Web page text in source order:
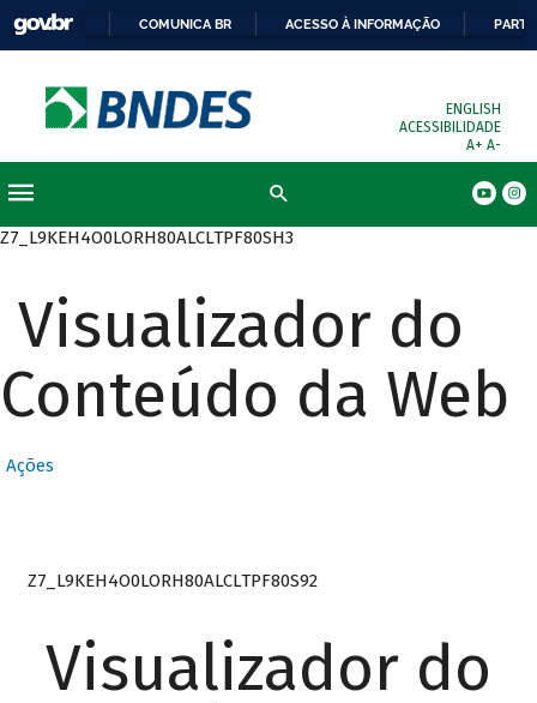
COMUNICA BR ACESSO À INFORMAÇÃO
ENGLISH
ACESSIBILIDADE
A+ A-
Z7_L9KEH4O0LORH80ALCLTPF80SH3
Visualizador do
Conteúdo da Web
Ações
Z7_L9KEH4O0LORH80ALCLTPF80S92
Visualizador do